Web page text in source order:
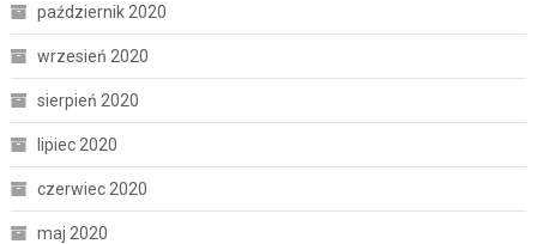
październik 2020
wrzesień 2020
sierpień 2020
lipiec 2020
czerwiec 2020
maj 2020